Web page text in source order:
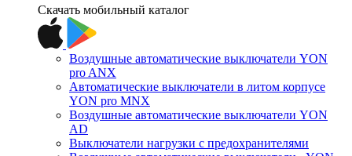
Скачать мобильный каталог
Воздушные автоматические выключатели YON
pro ANX
Автоматические выключатели в литом корпусе
YON pro MNX
Воздушные автоматические выключатели YON
AD
Выключатели нагрузки с предохранителями